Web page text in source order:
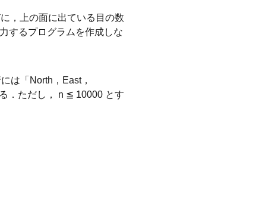
，上の面に出ている目の数
するプログラムを作成しな
は「North，East，
．ただし， n ≦ 10000 とす